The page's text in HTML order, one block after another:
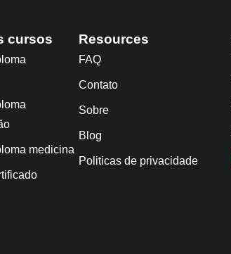
cursos
medicina
Resources
FAQ
Contato
Sobre
Blog
Politicas de privacidade